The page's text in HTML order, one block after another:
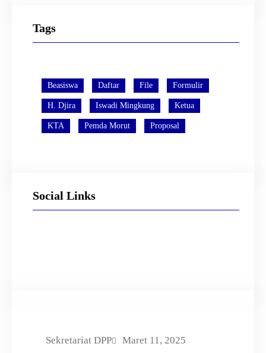
Tags
Beasiswa Daftar File Formulir
H. Djira Iswadi Mingkung Ketua
KTA Pemda Morut Proposal
Social Links
Sekretariat DPP Maret 11, 2025